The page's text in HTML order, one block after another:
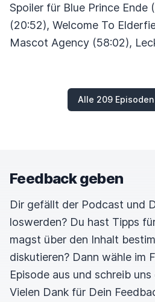
Spoiler für Blue Prince Ende
(20:52), Welcome To
Mascot Agency (58:02),
Alle 209
Feedback geben
Dir gefällt der Podcast und
loswerden? Du hast Tipps
magst über den Inhalt
diskutieren? Dann wähle im
Episode aus und schreib
Vielen Dank für Dein